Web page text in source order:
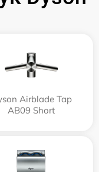
Airblade Tap
AB09 Short